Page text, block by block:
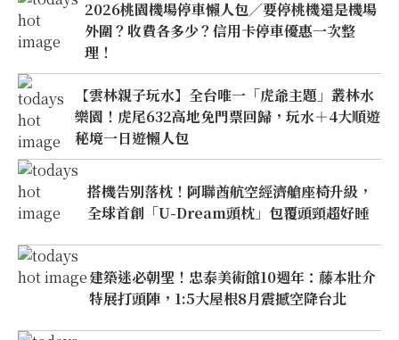
2026桃園機場停車懶人包／要停桃機還是機場
外圍？收費各多少？信用卡停車優惠一次整
理！
【雲林親子玩水】全台唯一「虎爺主題」叢林水
樂園！虎尾632高地免門票回歸，玩水＋4大順遊
秘境一日遊懶人包
搭機告別落枕！阿聯酋航空經濟艙座椅升級，
全球首創「U-Dream頭枕」包覆頭頸超好睡
建築迷必朝聖！忠泰美術館10週年：藤本壯介
特展打頭陣，1:5大屋根8月震撼空降台北